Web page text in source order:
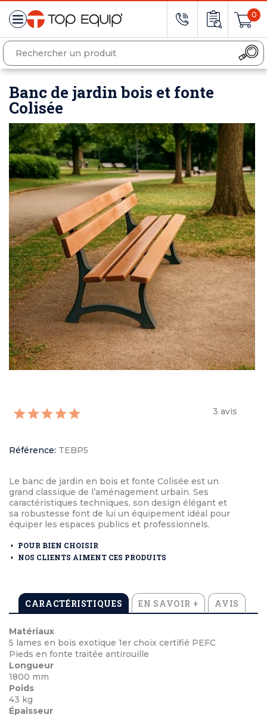
0
Banc de jardin bois et fonte
Colisée
3 avis
Référence: TEBP5
Le banc de jardin en bois et fonte Colisée est un
grand classique de l’aménagement urbain. Ses
caractéristiques techniques, son design élégant et
sa robustesse font de lui un équipement idéal pour
équiper les espaces publics et professionnels.
POUR BIEN CHOISIR
NOS CLIENTS AIMENT CES PRODUITS
CARACTÉRISTIQUES EN SAVOIR + AVIS
Matériaux
5 lames en bois exotique 1er choix certifié PEFC
Pieds en fonte traitée antirouille
Longueur
1800 mm
Poids
43 kg
Épaisseur